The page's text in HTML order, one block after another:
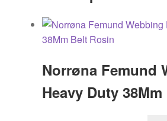
Norrøna Femund
Heavy Duty